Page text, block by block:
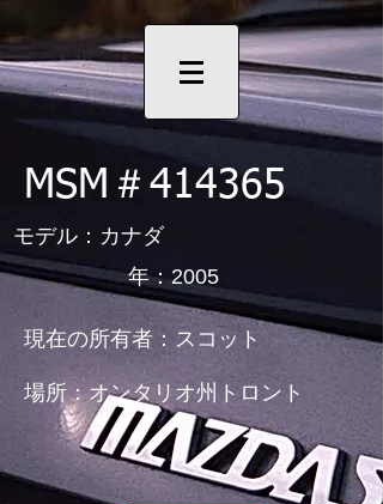
MSM＃414365
モデル：カナダ
年：2005
現在の所有者：スコット
場所：オンタリオ州トロント